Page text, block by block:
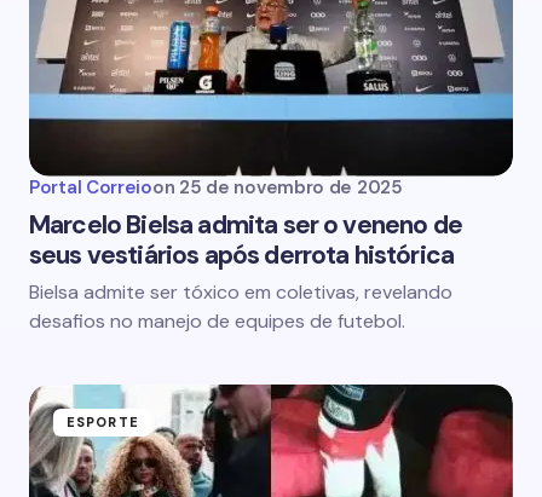
Portal Correioon 25 de novembro de 2025
Marcelo Bielsa admita ser o veneno de
seus vestiários após derrota histórica
Bielsa admite ser tóxico em coletivas, revelando
desafios no manejo de equipes de futebol.
ESPORTE